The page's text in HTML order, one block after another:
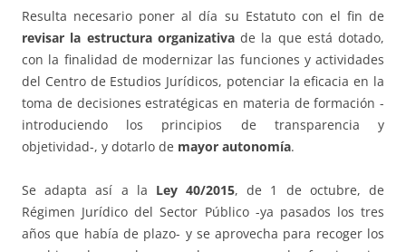
Resulta necesario poner al día su Estatuto con el fin de
revisar la estructura organizativade la que está dotado,
con la finalidad de modernizar las funciones y actividades
del Centro de Estudios Jurídicos, potenciar la eficacia en la
toma de decisiones estratégicas en materia de formación -
introduciendo los principios de transparencia y
objetividad-, y dotarlo de mayor autonomía.
Se adapta así a la Ley 40/2015, de 1 de octubre, de
Régimen Jurídico del Sector Público -ya pasados los tres
años que había de plazo- y se aprovecha para recoger los